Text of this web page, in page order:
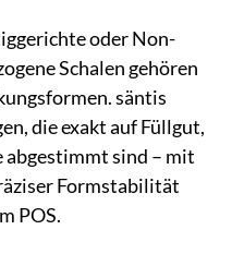
oder Non-
Schalen gehören
säntis
die exakt auf Füllgut,
abgestimmt sind – mit
Formstabilität
POS.